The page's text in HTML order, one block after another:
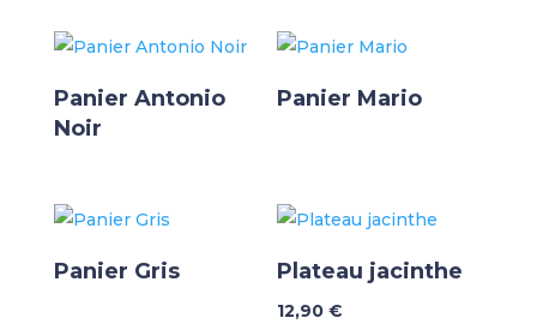
Panier Antonio
Noir
Panier Mario
Panier Gris Plateau jacinthe
12,90€